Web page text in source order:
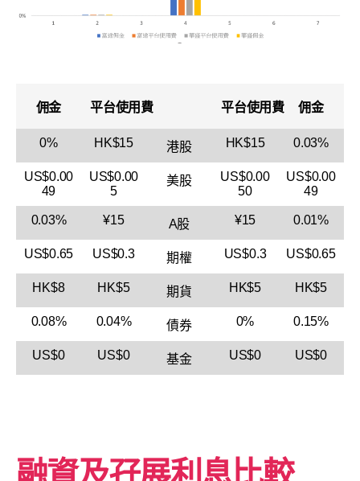
佣金 平台使用費 平台使用費 佣金
0% HK$15 港股 HK$15 0.03%
US$0.00
49
US$0.00
5
美股
US$0.00
50
US$0.00
49
0.03% ¥15 A股 ¥15 0.01%
US$0.65 US$0.3 期權 US$0.3 US$0.65
HK$8 HK$5 期貨 HK$5 HK$5
0.08% 0.04% 債券 0% 0.15%
US$0 US$0 基金 US$0 US$0
融資及孖展利息比較